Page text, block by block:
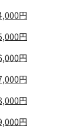
円
円
円
円
円
円